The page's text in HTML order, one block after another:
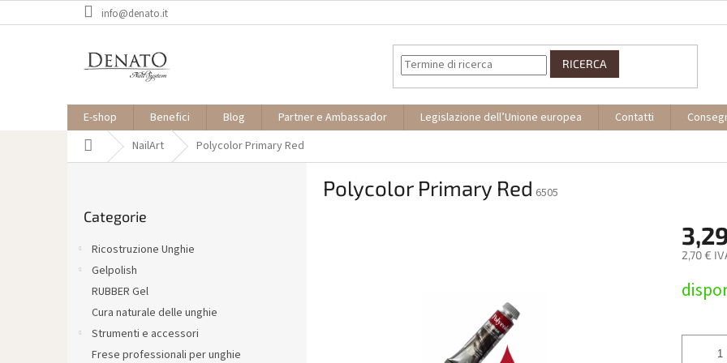
al
info@denato.it
RICERCA
E-shop Benefici Blog Partner e Ambassador Legislazione dell’Unione europea Contatti
Casa NailArt Polycolor Primary Red
le
Categorie
Ricostruzione Unghie
Gelpolish
RUBBER Gel
Cura naturale delle unghie
Strumenti e accessori
Frese professionali per unghie
Polycolor Primary Red 6505
2,70 €
della